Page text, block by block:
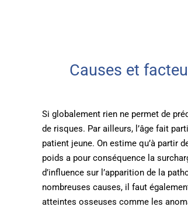
Causes et
Si globalement rien ne permet de
de risques. Par ailleurs, l’âge fait
patient jeune. On estime qu’à partir
poids a pour conséquence la
d’influence sur l’apparition de la
nombreuses causes, il faut
atteintes osseuses comme les